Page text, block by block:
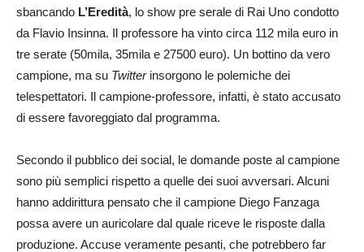
sbancando L’Eredità, lo show pre serale di Rai Uno condotto
da Flavio Insinna. Il professore ha vinto circa 112 mila euro in
tre serate (50mila, 35mila e 27500 euro). Un bottino da vero
campione, ma su Twitterinsorgono le polemiche dei
telespettatori. Il campione-professore, infatti, è stato accusato
di essere favoreggiato dal programma.
Secondo il pubblico dei social, le domande poste al campione
sono più semplici rispetto a quelle dei suoi avversari. Alcuni
hanno addirittura pensato che il campione Diego Fanzaga
possa avere un auricolare dal quale riceve le risposte dalla
produzione. Accuse veramente pesanti, che potrebbero far